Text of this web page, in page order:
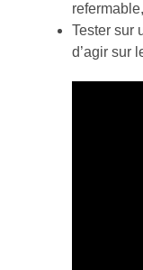
Tester sur
d’agir sur